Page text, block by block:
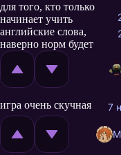
для того, кто только
начинает учить
английские слова,
наверно норм будет
игра очень скучная
7